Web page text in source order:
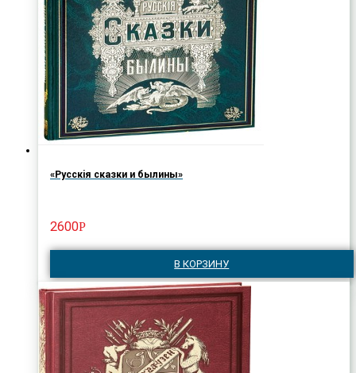
«Русскiя сказки и былины»
2600Р
В КОРЗИНУ